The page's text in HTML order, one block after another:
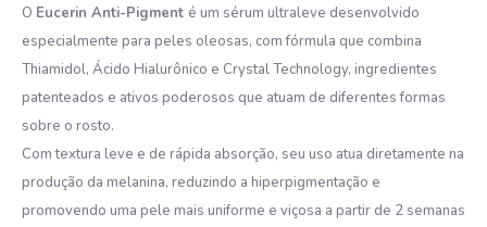
O Eucerin Anti-Pigment é um sérum ultraleve desenvolvido
especialmente para peles oleosas, com fórmula que combina
Thiamidol, Ácido Hialurônico e Crystal Technology, ingredientes
patenteados e ativos poderosos que atuam de diferentes formas
sobre o rosto.
Com textura leve e de rápida absorção, seu uso atua diretamente na
produção da melanina, reduzindo a hiperpigmentação e
promovendo uma pele mais uniforme e viçosa a partir de 2 semanas